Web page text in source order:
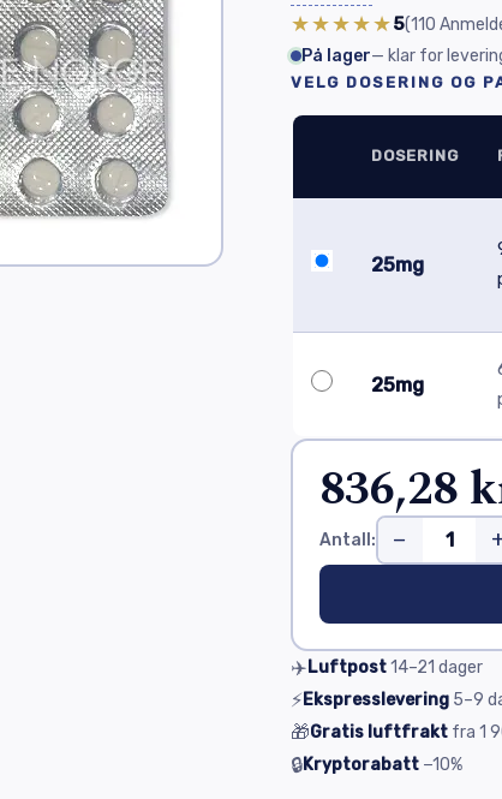
★★★★★5(110
På lager— klar for
VELG DOSERING OG
DOSERING
25mg
25mg
836,28
Antall: −
✈️Luftpost14–21 dager
⚡Ekspresslevering 5–9
🎁Gratis luftfrakt fra 1
🔒Kryptorabatt −10%